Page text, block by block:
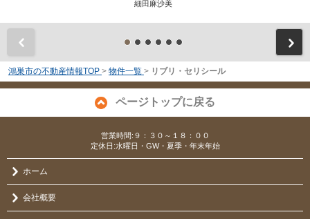
細田麻沙美
鴻巣市の不動産情報TOP > 物件一覧 > リブリ・セリシール
ページトップに戻る
営業時間:９：３０～１８：００
定休日:水曜日・GW・夏季・年末年始
ホーム
会社概要